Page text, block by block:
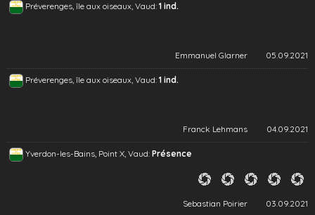
Préverenges, île aux oiseaux, Vaud: 1 ind.
Emmanuel Glarner 05.09.2021
Préverenges, île aux oiseaux, Vaud: 1 ind.
Franck Lehmans 04.09.2021
Yverdon-les-Bains, Point X, Vaud: Présence
Sebastian Poirier 03.09.2021